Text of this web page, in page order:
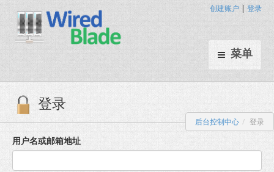
菜单
创建账户 | 登录
登录
后台控制中心 登录
用户名或邮箱地址